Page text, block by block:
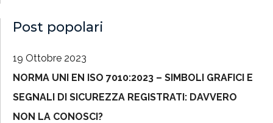
Post popolari
19 Ottobre 2023
NORMA UNI EN ISO 7010:2023 – SIMBOLI GRAFICI E
SEGNALI DI SICUREZZA REGISTRATI: DAVVERO
NON LA CONOSCI?